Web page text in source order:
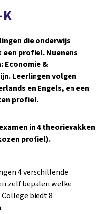
die onderwijs
profiel. Nuenens
Economie &
Leerlingen volgen
en Engels, en een
profiel.
in 4 theorievakken
profiel).
4 verschillende
zelf bepalen welke
biedt 8